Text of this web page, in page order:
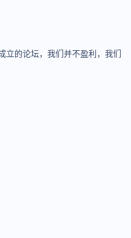
的论坛，我们并不盈利，我们